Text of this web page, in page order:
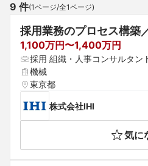
9 件(1ページ/全1ページ)
採用業務のプロセス構築
1,100万円〜1,400万円
採用 組織・人事コンサルタン
ント
機械
東京都
株式会社IHI
気に